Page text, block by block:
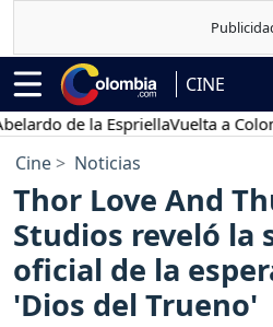
CINE
de la EspriellaVuelta a Colombia
Cine Noticias
Thor Love And
Studios reveló la
oficial de la
'Dios del Trueno'